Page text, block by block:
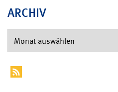
ARCHIV